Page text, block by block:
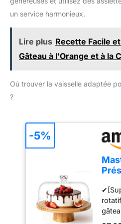
et
un service harmonieux.
Lire plus Recette Facile
Gâteau à l'Orange et à la
Où trouver la vaisselle adaptée
?
-5%